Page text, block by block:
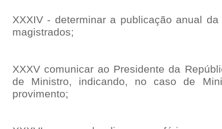
XXXIV - determinar a publicação anual
magistrados;
XXXV comunicar ao Presidente da
de Ministro, indicando, no caso de
provimento;